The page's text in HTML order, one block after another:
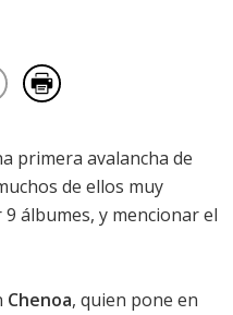
primera avalancha de
de ellos muy
álbumes, y mencionar el
Chenoa, quien pone en